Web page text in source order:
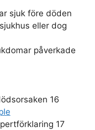
sjuk före döden
eller dog
påverkade
16
17